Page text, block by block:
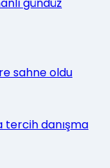
sahne oldu
tercih danışma